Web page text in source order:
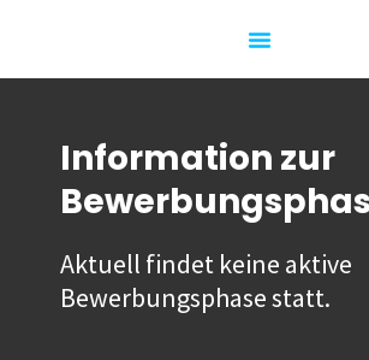
Information zur
Aktuell findet keine aktive
Bewerbungsphase statt.